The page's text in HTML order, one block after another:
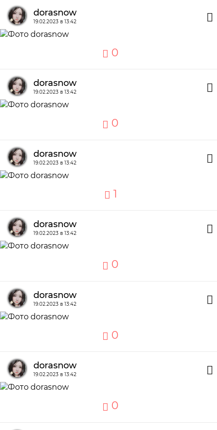
dorasnow
19.02.2023 в 13:42
0
dorasnow
19.02.2023 в 13:42
0
dorasnow
19.02.2023 в 13:42
1
dorasnow
19.02.2023 в 13:42
0
dorasnow
19.02.2023 в 13:42
0
dorasnow
19.02.2023 в 13:42
0